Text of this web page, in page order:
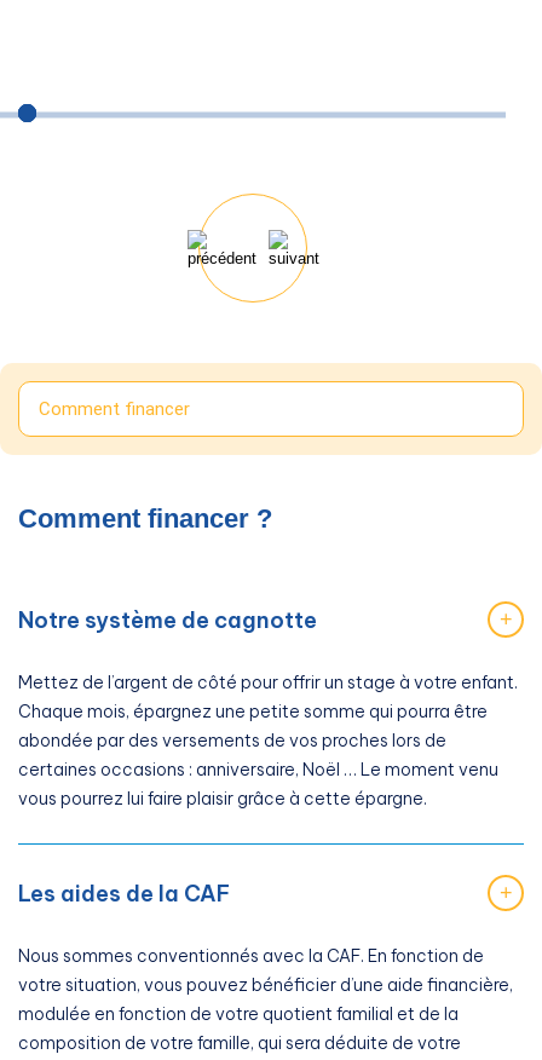
Comment financer
Comment financer ?
Notre système de cagnotte +
Mettez de l’argent de côté pour offrir un stage à votre enfant.
Chaque mois, épargnez une petite somme qui pourra être
abondée par des versements de vos proches lors de
certaines occasions : anniversaire, Noël … Le moment venu
vous pourrez lui faire plaisir grâce à cette épargne.
Les aides de la CAF +
Nous sommes conventionnés avec la CAF. En fonction de
votre situation, vous pouvez bénéficier d’une aide financière,
modulée en fonction de votre quotient familial et de la
composition de votre famille, qui sera déduite de votre